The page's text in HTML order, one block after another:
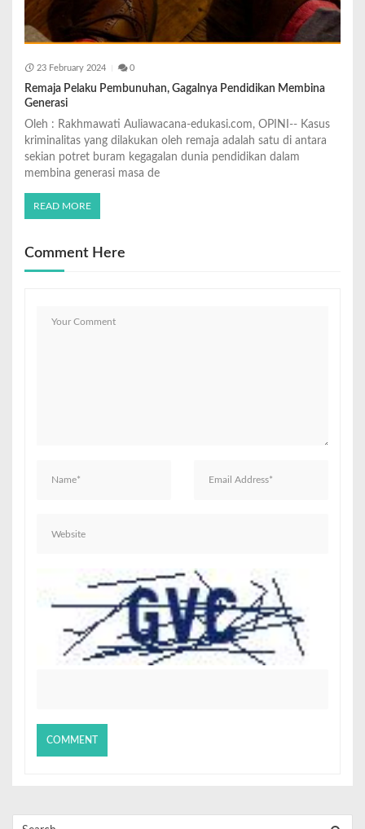
23 February 2024 0
Remaja Pelaku Pembunuhan, Gagalnya Pendidikan Membina
Generasi
Oleh : Rakhmawati Auliawacana-edukasi.com, OPINI-- Kasus
kriminalitas yang dilakukan oleh remaja adalah satu di antara
sekian potret buram kegagalan dunia pendidikan dalam
membina generasi masa de
READ MORE
Comment Here